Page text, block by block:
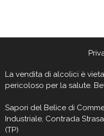
La vendita di alcolici è
pericoloso per la salute.
Sapori del Belìce di
Industriale, Contrada
(TP)